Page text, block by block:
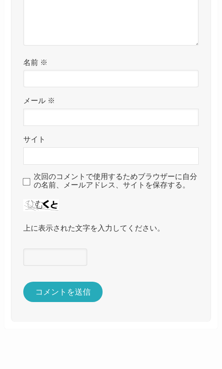
名前 ※
メール ※
サイト
次回のコメントで使用するためブラウザーに自分
の名前、メールアドレス、サイトを保存する。
上に表示された文字を入力してください。